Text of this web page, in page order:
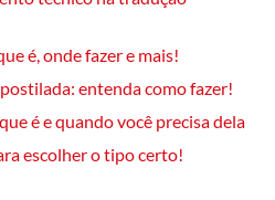
é, onde fazer e mais!
entenda como fazer!
é e quando você precisa dela
escolher o tipo certo!